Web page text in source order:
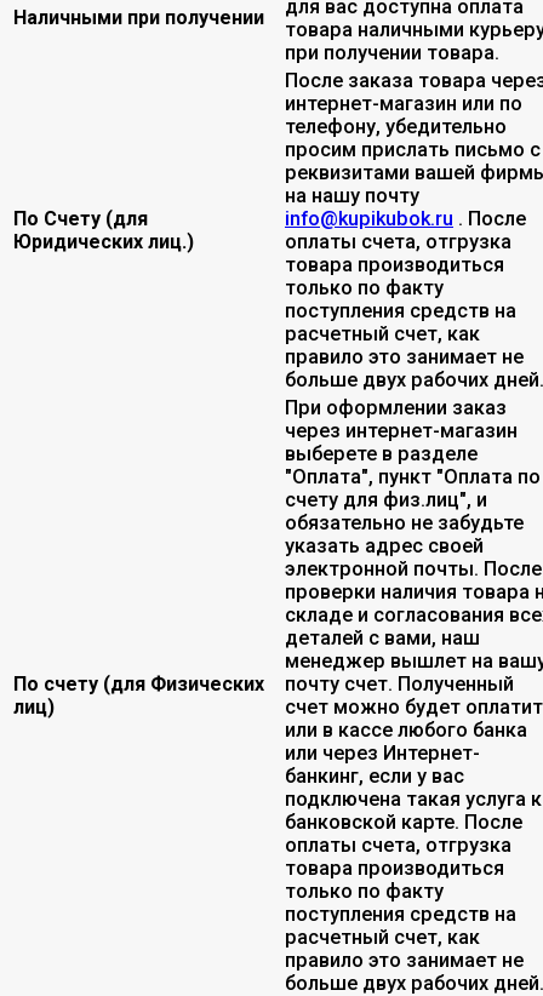
Наличными при получении
для вас доступна оплата
товара наличными
при получении товара.
По Счету (для
Юридических лиц.)
После заказа товара
интернет-магазин или по
телефону, убедительно
просим прислать письмо с
реквизитами вашей
на нашу почту
info@kupikubok.ru . После
оплаты счета, отгрузка
товара производиться
только по факту
поступления средств на
расчетный счет, как
правило это занимает не
больше двух рабочих дней.
По счету (для Физических
лиц)
При оформлении заказ
через интернет-магазин
выберете в разделе
"Оплата", пункт "Оплата по
счету для физ.лиц", и
обязательно не забудьте
указать адрес своей
электронной почты. После
проверки наличия товара
складе и согласования
деталей с вами, наш
менеджер вышлет на
почту счет. Полученный
счет можно будет
или в кассе любого банка
или через Интернет-
банкинг, если у вас
подключена такая услуга к
банковской карте. После
оплаты счета, отгрузка
товара производиться
только по факту
поступления средств на
расчетный счет, как
правило это занимает не
больше двух рабочих дней.